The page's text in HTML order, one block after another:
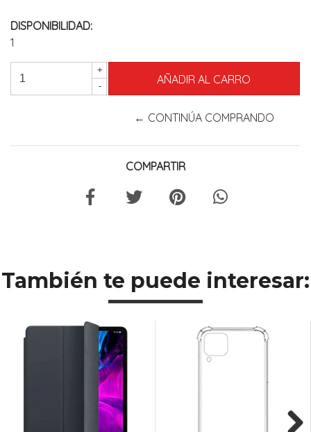
DISPONIBILIDAD:
1
+
-
← CONTINÚA COMPRANDO
COMPARTIR
También te puede interesar: